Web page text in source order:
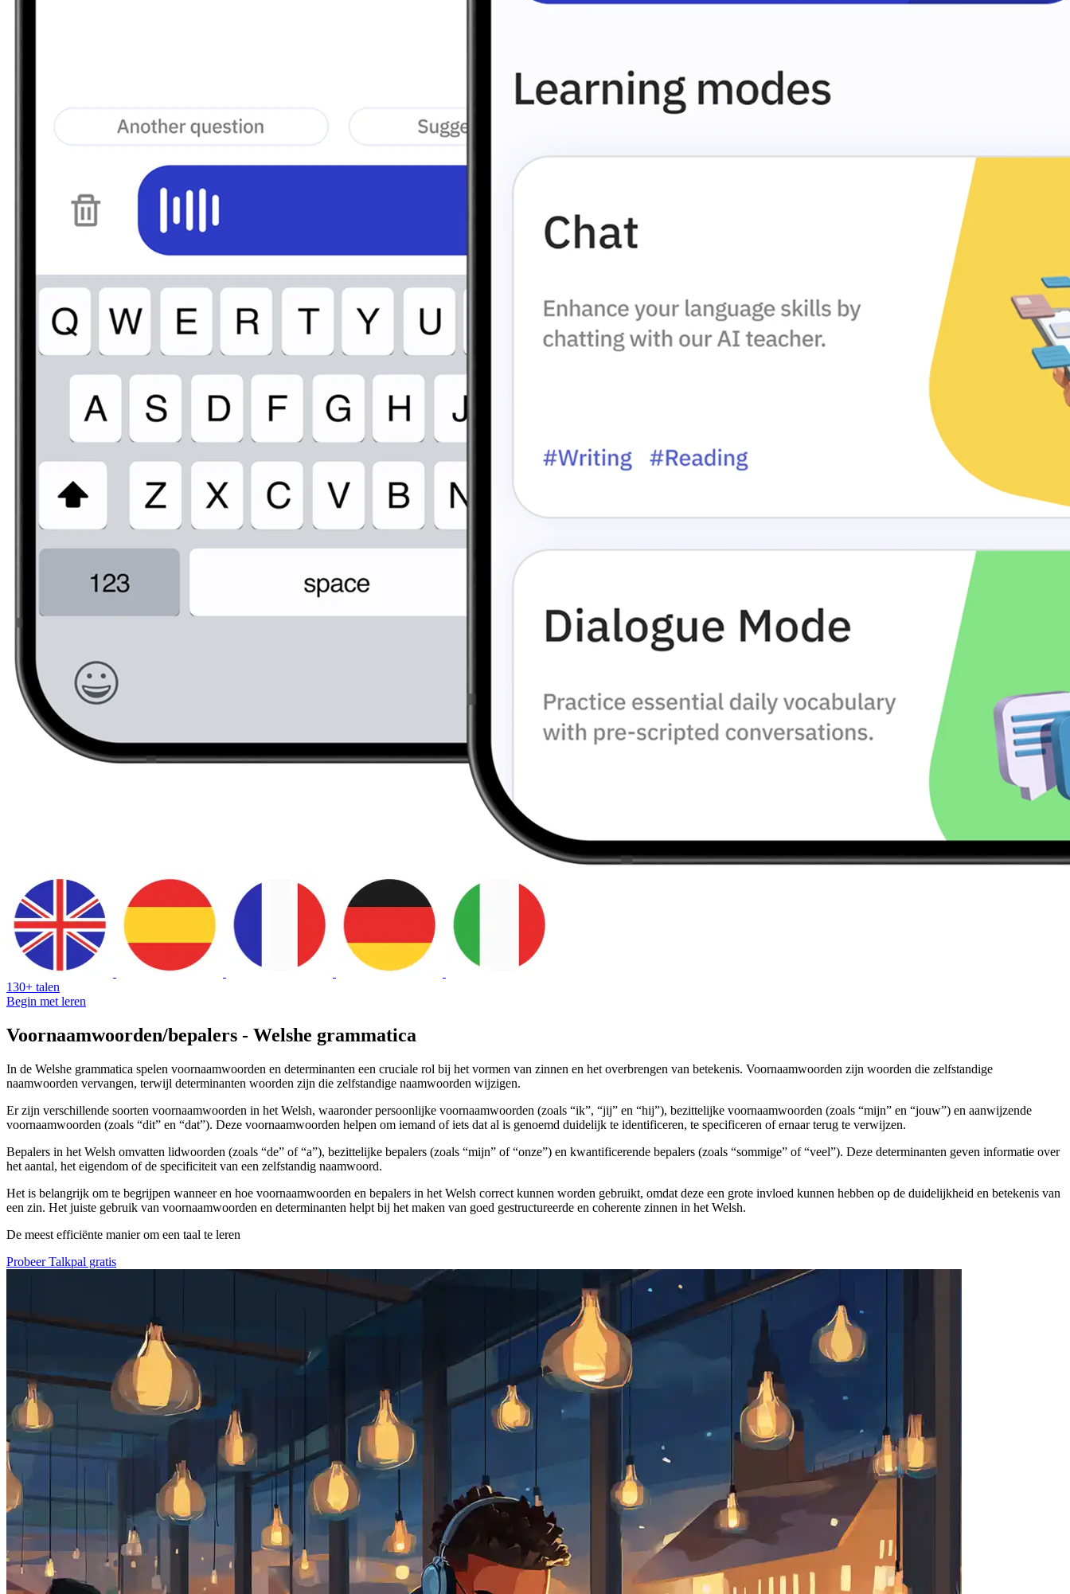
130+ talen
Begin met leren
Voornaamwoorden/bepalers - Welshe grammatica
In de Welshe grammatica spelen voornaamwoorden en determinanten een cruciale rol bij het vormen van zinnen en het overbrengen van betekenis. Voornaamwoorden zijn woorden die zelfstandige
naamwoorden vervangen, terwijl determinanten woorden zijn die zelfstandige naamwoorden wijzigen.
Er zijn verschillende soorten voornaamwoorden in het Welsh, waaronder persoonlijke voornaamwoorden (zoals “ik”, “jij” en “hij”), bezittelijke voornaamwoorden (zoals “mijn” en “jouw”) en aanwijzende
voornaamwoorden (zoals “dit” en “dat”). Deze voornaamwoorden helpen om iemand of iets dat al is genoemd duidelijk te identificeren, te specificeren of ernaar terug te verwijzen.
Bepalers in het Welsh omvatten lidwoorden (zoals “de” of “a”), bezittelijke bepalers (zoals “mijn” of “onze”) en kwantificerende bepalers (zoals “sommige” of “veel”). Deze determinanten geven informatie over
het aantal, het eigendom of de specificiteit van een zelfstandig naamwoord.
Het is belangrijk om te begrijpen wanneer en hoe voornaamwoorden en bepalers in het Welsh correct kunnen worden gebruikt, omdat deze een grote invloed kunnen hebben op de duidelijkheid en betekenis van
een zin. Het juiste gebruik van voornaamwoorden en determinanten helpt bij het maken van goed gestructureerde en coherente zinnen in het Welsh.
De meest efficiënte manier om een taal te leren
Probeer Talkpal gratis